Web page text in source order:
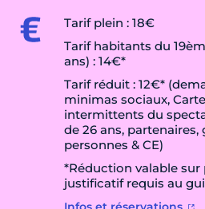
Tarif plein : 18€
Tarif habitants du
ans) : 14€*
Tarif réduit : 12€*
minimas sociaux,
intermittents du
de 26 ans, partenaires,
personnes & CE)
*Réduction valable
justificatif requis au